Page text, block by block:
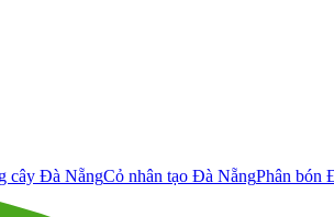
cây Đà NẵngCỏ nhân tạo Đà NẵngPhân bón